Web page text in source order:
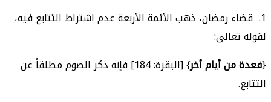
1. قضاء رمضان، ذهب الأئمة الأربعة عدم اشتراط التتابع فيه،
لقوله تعالى:
{فعدة من أيام أخر
} [البقرة: 184] فإنه ذكر الصوم مطلقاً عن
التتابع.